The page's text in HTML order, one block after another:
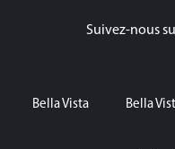
Suivez-nous
Bella Vista Bella